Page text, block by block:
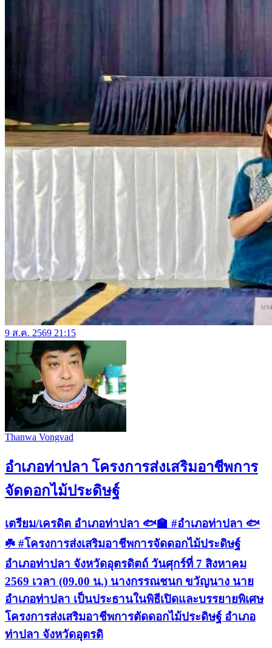
9 ส.ค. 2569 21:15
Thanwa Vongvad
อำเภอท่าปลา โครงการส่งเสริมอาชีพการ
จัดดอกไม้ประดิษฐ์
เตรียม/เครดิต อำเภอท่าปลา 🐟🏫 #อำเภอท่าปลา 🐟
☘️ #โครงการส่งเสริมอาชีพการจัดดอกไม้ประดิษฐ์
อำเภอท่าปลา จังหวัดอุตรดิตถ์ วันศุกร์ที่ 7 สิงหาคม
2569 เวลา (09.00 น.) นางกรรณชนก ขวัญนาง นาย
อำเภอท่าปลา เป็นประธานในพิธีเปิดและบรรยายพิเศษ
โครงการส่งเสริมอาชีพการตัดดอกไม้ประดิษฐ์ อำเภอ
ท่าปลา จังหวัดอุตรดิ